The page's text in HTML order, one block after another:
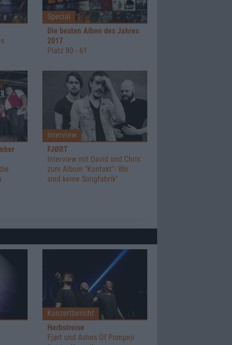
Special
Die besten Alben des Jahres
2017
Platz 80 - 61
Interview
FJØRT
Interview mit David und Chris
zum Album "Kontakt": Wir
sind keine Songfabrik"
Konzertbericht
Herbstreise
Fjørt und Ashes Of Pompeji